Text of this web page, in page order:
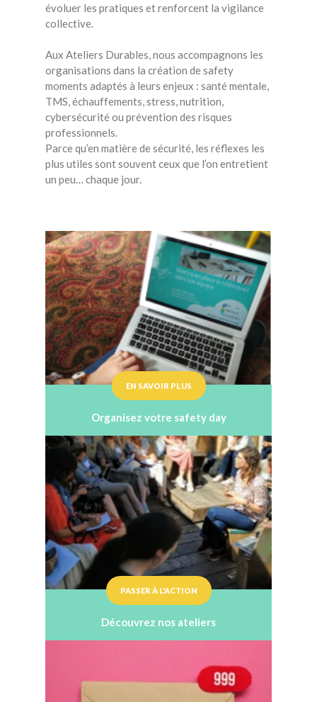
évoluer les pratiques et renforcent la vigilance
collective.
Aux Ateliers Durables, nous accompagnons les
organisations dans la création de safety
moments adaptés à leurs enjeux : santé mentale,
TMS, échauffements, stress, nutrition,
cybersécurité ou prévention des risques
professionnels.
Parce qu’en matière de sécurité, les réflexes les
plus utiles sont souvent ceux que l’on entretient
un peu… chaque jour.
EN SAVOIR PLUS
Organisez votre safety day
PASSER À L'ACTION
Découvrez nos ateliers